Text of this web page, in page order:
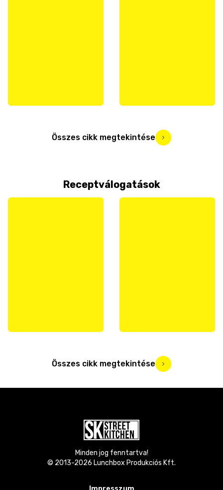
Összes cikk megtekintése
Receptválogatások
Összes cikk megtekintése
Minden jog fenntartva!
© 2013-2026 Lunchbox Produkciós Kft.